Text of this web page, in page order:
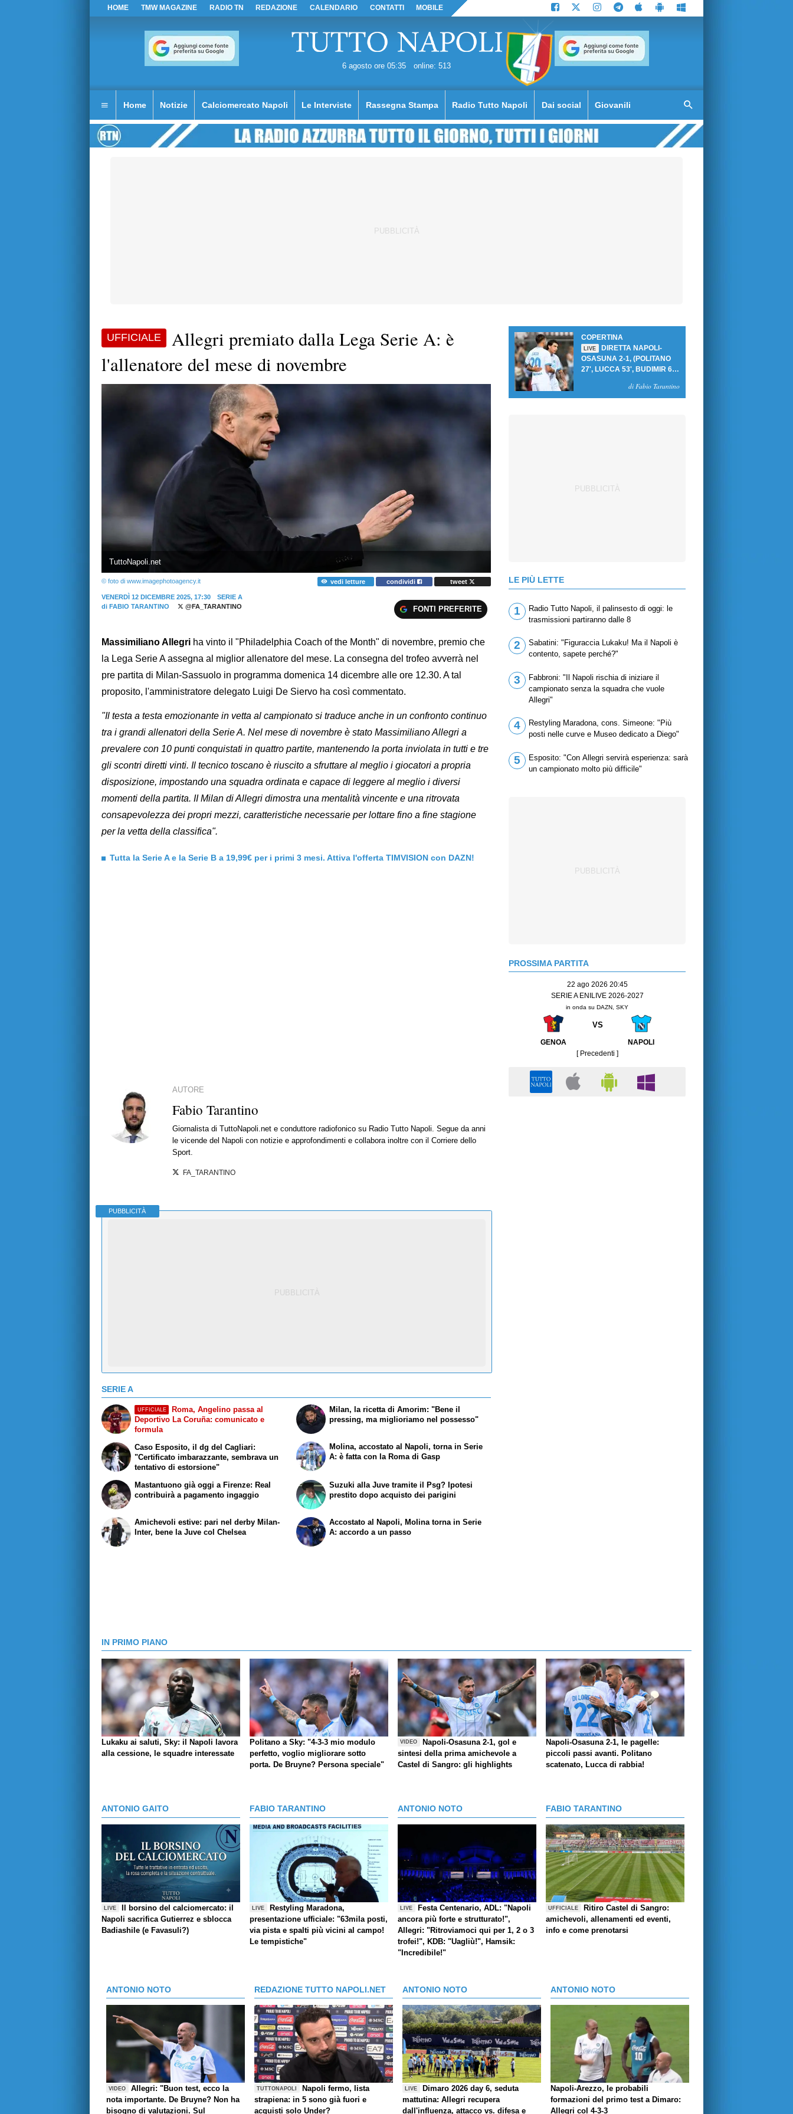
HOME TMW MAGAZINE RADIO TN REDAZIONE CALENDARIO CONTATTI MOBILE
6 agosto ore 05:35 online: 513
Home Notizie Calciomercato Napoli Le Interviste Rassegna Stampa Radio Tutto Napoli Dai social Giovanili
UFFICIALE
Allegri premiato dalla Lega Serie A: è
l'allenatore del mese di novembre
TuttoNapoli.net
© foto di www.imagephotoagency.it vedi letture condividi tweet
VENERDÌ 12 DICEMBRE 2025, 17:30
SERIE A
di FABIO TARANTINO @FA_TARANTINO FONTI PREFERITE
Massimiliano Allegri ha vinto il "Philadelphia Coach of the Month" di novembre, premio che
la Lega Serie A assegna al miglior allenatore del mese. La consegna del trofeo avverrà nel
pre partita di Milan-Sassuolo in programma domenica 14 dicembre alle ore 12.30. A tal
proposito, l'amministratore delegato Luigi De Siervo ha così commentato.
"Il testa a testa emozionante in vetta al campionato si traduce anche in un confronto continuo
tra i grandi allenatori della Serie A. Nel mese di novembre è stato Massimiliano Allegri a
prevalere con 10 punti conquistati in quattro partite, mantenendo la porta inviolata in tutti e tre
gli scontri diretti vinti. Il tecnico toscano è riuscito a sfruttare al meglio i giocatori a propria
disposizione, impostando una squadra ordinata e capace di leggere al meglio i diversi
momenti della partita. II Milan di Allegri dimostra una mentalità vincente e una ritrovata
consapevolezza dei propri mezzi, caratteristiche necessarie per lottare fino a fine stagione
per la vetta della classifica".
Tutta la Serie A e la Serie B a 19,99€ per i primi 3 mesi. Attiva l'offerta TIMVISION con DAZN!
AUTORE
Fabio Tarantino
Giornalista di TuttoNapoli.net e conduttore radiofonico su Radio Tutto Napoli. Segue da anni
le vicende del Napoli con notizie e approfondimenti e collabora inoltre con il Corriere dello
Sport.
FA_TARANTINO
PUBBLICITÀ
SERIE A
UFFICIALE
Roma, Angelino passa al
Deportivo La Coruña: comunicato e
formula
Caso Esposito, il dg del Cagliari:
"Certificato imbarazzante, sembrava un
tentativo di estorsione"
Milan, la ricetta di Amorim: "Bene il
pressing, ma miglioriamo nel possesso"
Molina, accostato al Napoli, torna in Serie
A: è fatta con la Roma di Gasp
Mastantuono già oggi a Firenze: Real
contribuirà a pagamento ingaggio
Amichevoli estive: pari nel derby Milan-
Inter, bene la Juve col Chelsea
Suzuki alla Juve tramite il Psg? Ipotesi
prestito dopo acquisto dei parigini
Accostato al Napoli, Molina torna in Serie
A: accordo a un passo
COPERTINA
LIVE
DIRETTA NAPOLI-
OSASUNA 2-1, (POLITANO
27', LUCCA 53', BUDIMIR 69'
PER PRIMA VITTORIA AL
di Fabio Tarantino
LE PIÙ LETTE
1
Radio Tutto Napoli, il palinsesto di oggi: le
trasmissioni partiranno dalle 8
2
Sabatini: "Figuraccia Lukaku! Ma il Napoli è
contento, sapete perché?"
3
Fabbroni: "Il Napoli rischia di iniziare il
campionato senza la squadra che vuole
Allegri"
4
Restyling Maradona, cons. Simeone: "Più
posti nelle curve e Museo dedicato a Diego"
5
Esposito: "Con Allegri servirà esperienza: sarà
un campionato molto più difficile"
PROSSIMA PARTITA
22 ago 2026 20:45
SERIE A ENILIVE 2026-2027
in onda su DAZN, SKY
VS
GENOA
NAPOLI
[ Precedenti ]
IN PRIMO PIANO
Lukaku ai saluti, Sky: il Napoli lavora
alla cessione, le squadre interessate
Politano a Sky: "4-3-3 mio modulo
perfetto, voglio migliorare sotto
porta. De Bruyne? Persona speciale"
VIDEO
Napoli-Osasuna 2-1, gol e
sintesi della prima amichevole a
Castel di Sangro: gli highlights
Napoli-Osasuna 2-1, le pagelle:
piccoli passi avanti. Politano
scatenato, Lucca di rabbia!
ANTONIO GAITO
LIVE
Il borsino del calciomercato: il
Napoli sacrifica Gutierrez e sblocca
Badiashile (e Favasuli?)
FABIO TARANTINO
LIVE
Restyling Maradona,
presentazione ufficiale: "63mila posti,
via pista e spalti più vicini al campo!
Le tempistiche"
ANTONIO NOTO
LIVE
Festa Centenario, ADL: "Napoli
ancora più forte e strutturato!",
Allegri: "Ritroviamoci qui per 1, 2 o 3
trofei!", KDB: "Uagliù!", Hamsik:
"Incredibile!"
FABIO TARANTINO
UFFICIALE
Ritiro Castel di Sangro:
amichevoli, allenamenti ed eventi,
info e come prenotarsi
ANTONIO NOTO
VIDEO
Allegri: "Buon test, ecco la
nota importante. De Bruyne? Non ha
bisogno di valutazioni. Sul
REDAZIONE TUTTO NAPOLI.NET
TUTTONAPOLI
Napoli fermo, lista
strapiena: in 5 sono già fuori e
acquisti solo Under?
ANTONIO NOTO
LIVE
Dimaro 2026 day 6, seduta
mattutina: Allegri recupera
dall'influenza, attacco vs. difesa e
ANTONIO NOTO
Napoli-Arezzo, le probabili
formazioni del primo test a Dimaro:
Allegri col 4-3-3